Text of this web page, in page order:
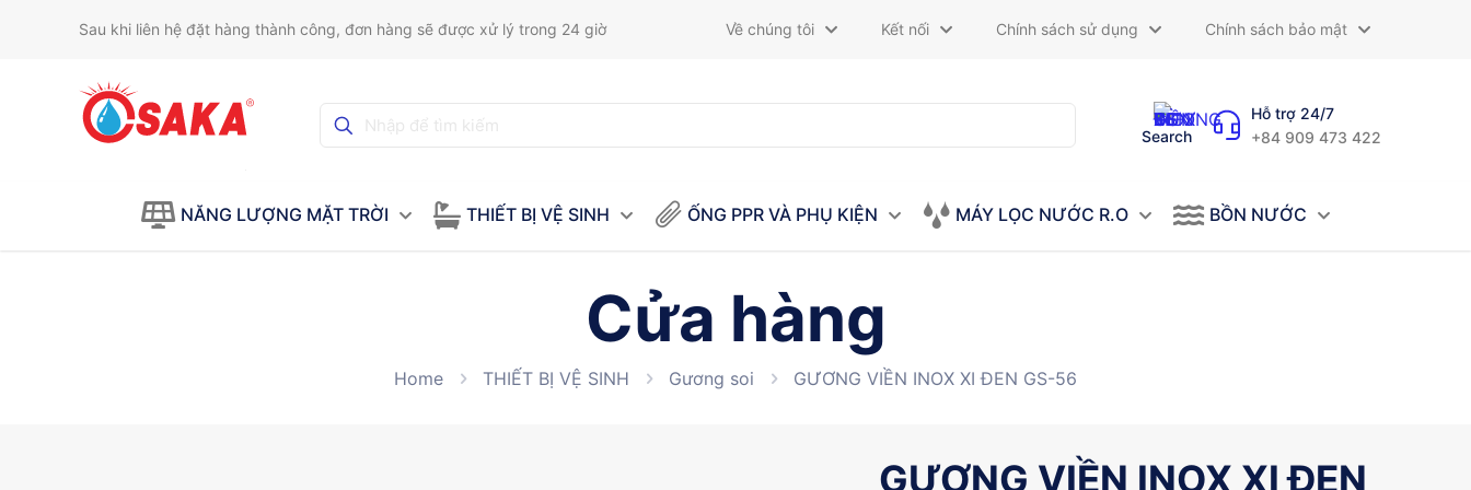
Sau khi liên hệ đặt hàng thành công, đơn hàng sẽ được xử lý trong 24 giờ Về chúng tôi Kết nối Chính sách sử dụng Chính sách bảo mật
Search
Hỗ trợ 24/7
+84 909 473 422
NĂNG LƯỢNG MẶT TRỜI THIẾT BỊ VỆ SINH ỐNG PPR VÀ PHỤ KIỆN MÁY LỌC NƯỚC R.O BỒN NƯỚC
Cửa hàng
Home THIẾT BỊ VỆ SINH Gương soi GƯƠNG VIỀN INOX XI ĐEN GS-56
GƯƠNG VIỀN INOX XI ĐEN